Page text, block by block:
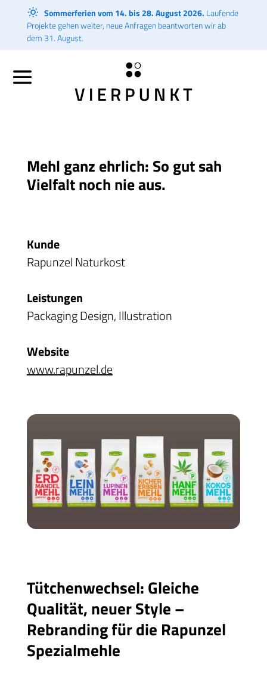
Sommerferien vom 14. bis 28. August 2026. Laufende
Projekte gehen weiter, neue Anfragen beantworten wir ab
dem 31. August.
Mehl ganz ehrlich: So gut sah
Vielfalt noch nie aus.
Kunde
Rapunzel Naturkost
Leistungen
Packaging Design, Illustration
Website
www.rapunzel.de
Tütchenwechsel: Gleiche
Qualität, neuer Style –
Rebranding für die Rapunzel
Spezialmehle